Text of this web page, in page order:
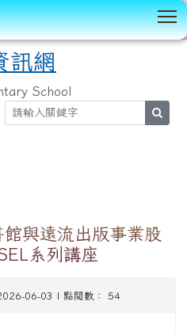
訊網
School
與遠流出版事業股
系列講座
06-03 | 點閱數： 54